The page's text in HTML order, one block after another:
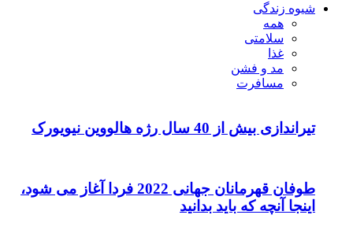
شیوه زندگی
همه
سلامتی
غذا
مد و فشن
مسافرت
تیراندازی بیش از 40 سال رژه هالووین نیویورک
طوفان قهرمانان جهانی 2022 فردا آغاز می شود،
اینجا آنچه که باید بدانید